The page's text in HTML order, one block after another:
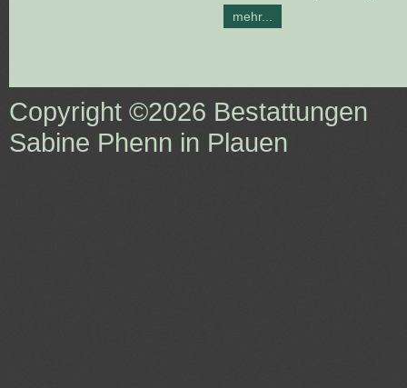
mehr...
Copyright ©2026 Bestattungen
Sabine Phenn in Plauen